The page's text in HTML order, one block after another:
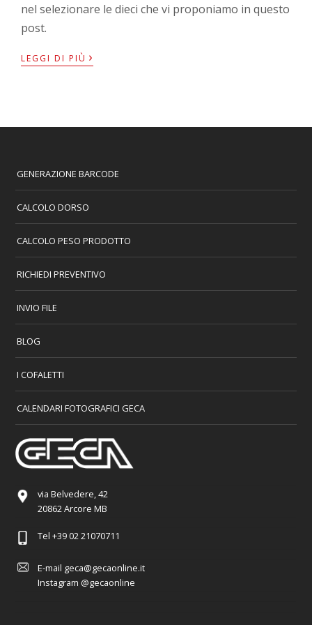
nel selezionare le dieci che vi proponiamo in questo
post.
LEGGI DI PIÙ ›
GENERAZIONE BARCODE
CALCOLO DORSO
CALCOLO PESO PRODOTTO
RICHIEDI PREVENTIVO
INVIO FILE
BLOG
I COFALETTI
CALENDARI FOTOGRAFICI GECA
via Belvedere, 42
20862 Arcore MB
Tel +39 02 21070711
E-mail geca@gecaonline.it
Instagram @gecaonline